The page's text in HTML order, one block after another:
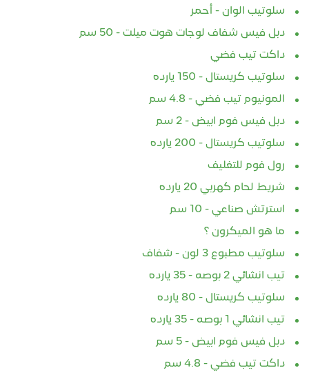
سلوتيب الوان - أحمر
دبل فيس شفاف لوجات هوت ميلت - 50 سم
داكت تيب فضي
سلوتيب كريستال - 150 يارده
المونيوم تيب فضي - 4.8 سم
دبل فيس فوم ابيض - 2 سم
سلوتيب كريستال - 200 يارده
رول فوم للتغليف
شريط لحام كهربي 20 يارده
استرتش صناعي - 10 سم
ما هو الميكرون ؟
سلوتيب مطبوع 3 لون - شفاف
تيب انشائي 2 بوصه - 35 يارده
سلوتيب كريستال - 80 يارده
تيب انشائي 1 بوصه - 35 يارده
دبل فيس فوم ابيض - 5 سم
داكت تيب فضي - 4.8 سم